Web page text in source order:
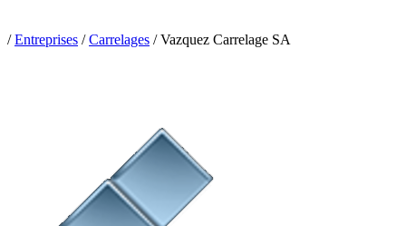
/ Entreprises / Carrelages /Vazquez Carrelage SA